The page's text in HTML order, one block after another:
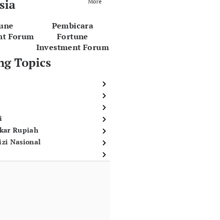
Forum
Pembicara
Fortune
Investment Forum
Topics
Rupiah
Nasional